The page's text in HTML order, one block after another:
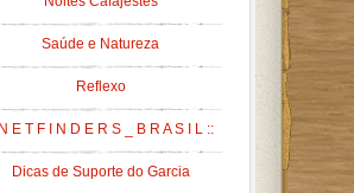
Saúde e Natureza
Reflexo
E T F I N D E R S _ B R A S I L ::
Dicas de Suporte do Garcia